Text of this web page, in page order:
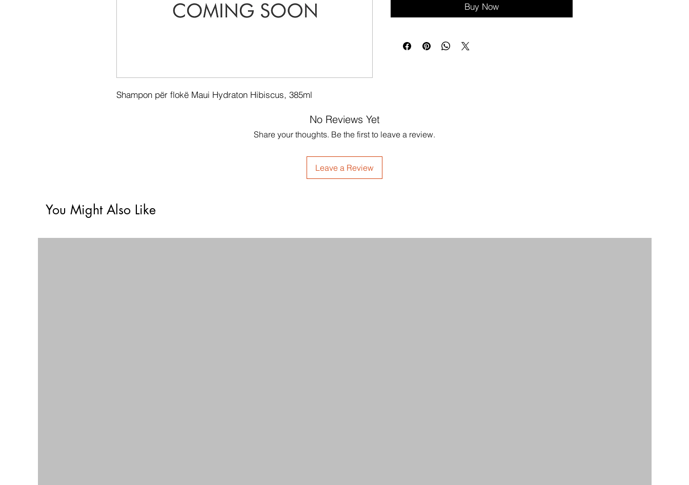
Shampon për flokë Maui Hydraton Hibiscus, 385ml
Buy Now
No Reviews Yet
Share your thoughts. Be the first to leave a review.
Leave a Review
You Might Also Like